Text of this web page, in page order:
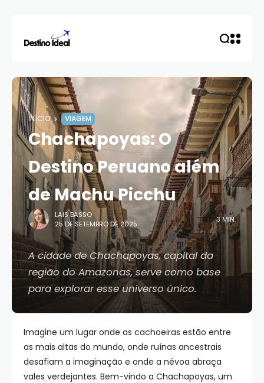
INÍCIO VIAGEM
Chachapoyas: O
Destino Peruano além
de Machu Picchu
LAIS BASSO
25 DE SETEMBRO DE 2025
3 MIN.
A cidade de Chachapoyas, capital da
região do Amazonas, serve como base
para explorar esse universo único.
Imagine um lugar onde as cachoeiras estão entre
as mais altas do mundo, onde ruínas ancestrais
desafiam a imaginação e onde a névoa abraça
vales verdejantes. Bem-vindo a Chachapoyas, um